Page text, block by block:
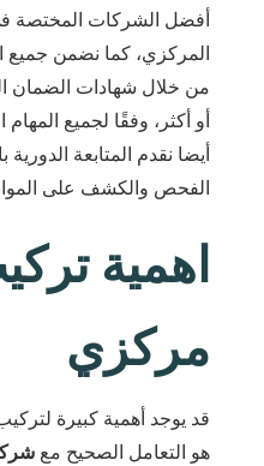
أفضل الشركات المختصة
المركزي، كما نضمن جميع
أو أكثر، وفقًا لجميع المهام
أيضا نقدم المتابعة
الفحص والكشف على
اهمية
مركزي
قد يوجد أهمية كبيرة
هو التعامل الصحيح مع